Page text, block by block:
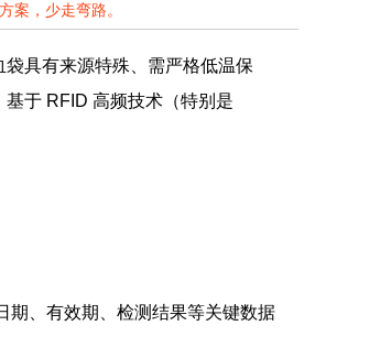
案，少走弯路。
具有来源特殊、需严格低温保
于 RFID 高频技术（特别是
、有效期、检测结果等关键数据